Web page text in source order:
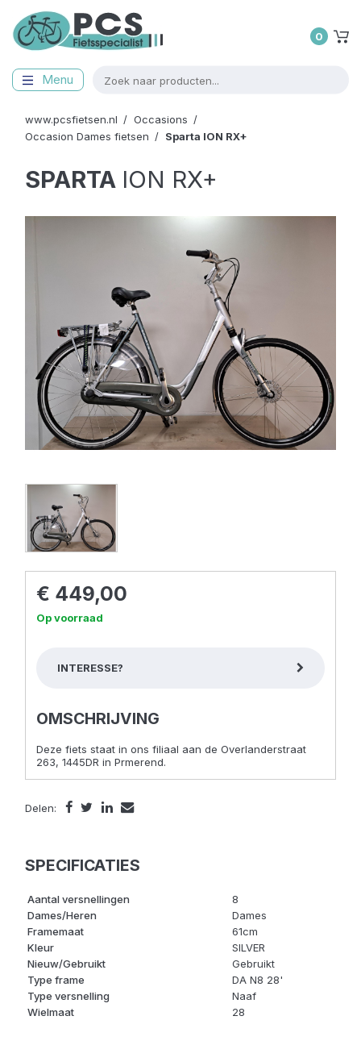
0
Menu
www.pcsfietsen.nl
Occasions
Occasion Dames fietsen
Sparta ION RX+
SPARTA ION RX+
€ 449,00
Op voorraad
INTERESSE?
OMSCHRIJVING
Deze fiets staat in ons filiaal aan de Overlanderstraat
263, 1445DR in Prmerend.
Delen:
SPECIFICATIES
Aantal versnellingen
8
Dames/Heren
Dames
Framemaat
61cm
Kleur
SILVER
Nieuw/Gebruikt
Gebruikt
Type frame
DA N8 28'
Type versnelling
Naaf
Wielmaat
28